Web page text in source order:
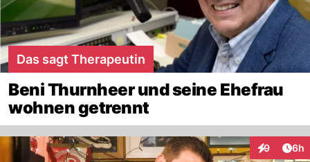
Das sagt Therapeutin
Beni Thurnheer und seine Ehefrau
wohnen getrennt
9 6h